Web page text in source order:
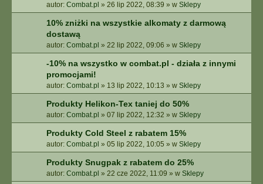
autor: Combat.pl » 26 lip 2022, 08:39 » w Sklepy
10% zniżki na wszystkie alkomaty z darmową
dostawą
autor: Combat.pl » 22 lip 2022, 09:06 » w Sklepy
-10% na wszystko w combat.pl - działa z innymi
promocjami!
autor: Combat.pl » 13 lip 2022, 10:13 » w Sklepy
Produkty Helikon-Tex taniej do 50%
autor: Combat.pl » 07 lip 2022, 12:32 » w Sklepy
Produkty Cold Steel z rabatem 15%
autor: Combat.pl » 05 lip 2022, 10:05 » w Sklepy
Produkty Snugpak z rabatem do 25%
autor: Combat.pl » 22 cze 2022, 11:09 » w Sklepy